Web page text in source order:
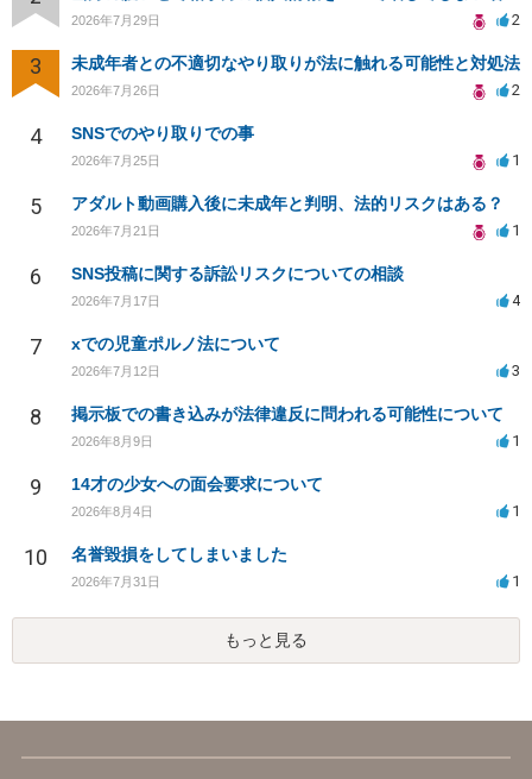
2026年7月29日 2
3 未成年者との不適切なやり取りが法に触れる可能性と対処法
2026年7月26日 2
4 SNSでのやり取りでの事
2026年7月25日 1
5 アダルト動画購入後に未成年と判明、法的リスクはある？
2026年7月21日 1
6 SNS投稿に関する訴訟リスクについての相談
2026年7月17日 4
7 xでの児童ポルノ法について
2026年7月12日 3
8 掲示板での書き込みが法律違反に問われる可能性について
2026年8月9日 1
9 14才の少女への面会要求について
2026年8月4日 1
10 名誉毀損をしてしまいました
2026年7月31日 1
もっと見る